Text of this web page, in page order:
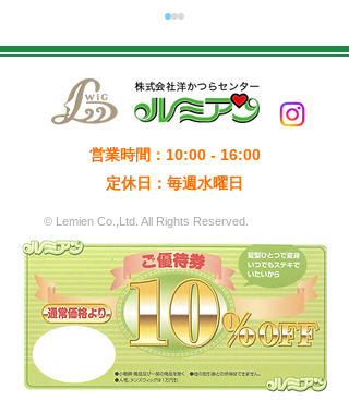
ご優待券10%OFF（有効
期限：2026年8月31日
（月）まで）
営業時間：10:00 - 16:00
定休日：毎週水曜日
© Lemien Co.,Ltd. All Rights Reserved.